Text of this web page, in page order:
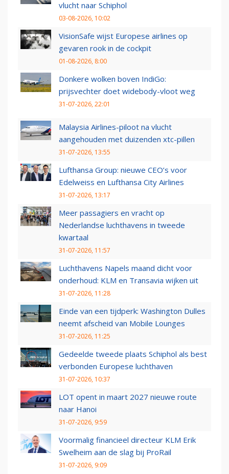
vlucht naar Schiphol
03-08-2026, 10:02
VisionSafe wijst Europese airlines op
gevaren rook in de cockpit
01-08-2026, 8:00
Donkere wolken boven IndiGo:
prijsvechter doet widebody-vloot weg
31-07-2026, 22:01
Malaysia Airlines-piloot na vlucht
aangehouden met duizenden xtc-pillen
31-07-2026, 13:55
Lufthansa Group: nieuwe CEO’s voor
Edelweiss en Lufthansa City Airlines
31-07-2026, 13:17
Meer passagiers en vracht op
Nederlandse luchthavens in tweede
kwartaal
31-07-2026, 11:57
Luchthavens Napels maand dicht voor
onderhoud: KLM en Transavia wijken uit
31-07-2026, 11:28
Einde van een tijdperk: Washington Dulles
neemt afscheid van Mobile Lounges
31-07-2026, 11:25
Gedeelde tweede plaats Schiphol als best
verbonden Europese luchthaven
31-07-2026, 10:37
LOT opent in maart 2027 nieuwe route
naar Hanoi
31-07-2026, 9:59
Voormalig financieel directeur KLM Erik
Swelheim aan de slag bij ProRail
31-07-2026, 9:09